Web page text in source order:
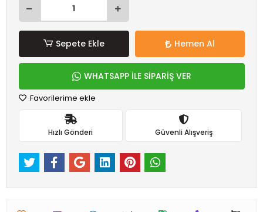
Sepete Ekle Hemen Al
WHATSAPP İLE SİPARİŞ VER
Favorilerime ekle
Hızlı Gönderi Güvenli Alışveriş